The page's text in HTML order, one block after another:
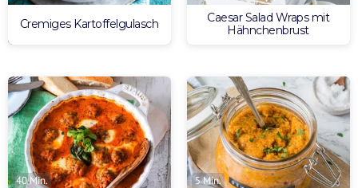
Cremiges Kartoffelgulasch
Caesar Salad Wraps mit
Hähnchenbrust
40 Min. 5 Min.